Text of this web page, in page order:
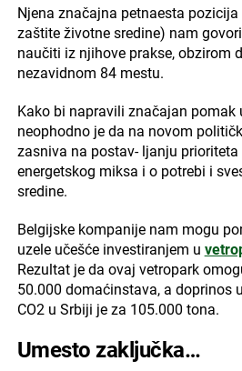
Njena značajna petnaesta
zaštite životne sredine) nam
naučiti iz njihove prakse, obzirom
nezavidnom 84 mestu.
Kako bi napravili značajan pomak
neophodno je da na novom
zasniva na postav- ljanju
energetskog miksa i o potrebi i
sredine.
Belgijske kompanije nam mogu
uzele učešće investiranjem u
Rezultat je da ovaj vetropark
50.000 domaćinstava, a doprinos
CO2 u Srbiji je za 105.000 tona.
Umesto zaključka…